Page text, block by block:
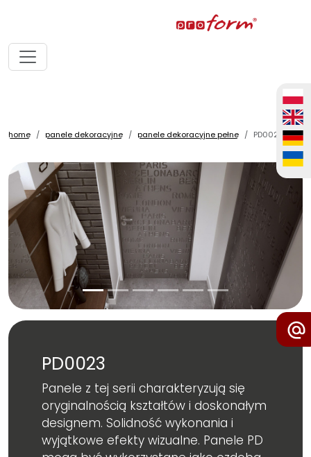
home panele dekoracyjne panele dekoracyjne pełne PD0023
PD0023
Panele z tej serii charakteryzują się
oryginalnością kształtów i doskonałym
designem. Solidność wykonania i
wyjątkowe efekty wizualne. Panele PD